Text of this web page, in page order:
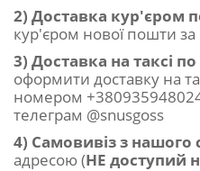
2) Доставка кур'єром
кур'єром нової пошти
3) Доставка на таксі
оформити доставку на
номером
телеграм @snusgoss
4) Самовивіз з нашого
адресою (НЕ доступий